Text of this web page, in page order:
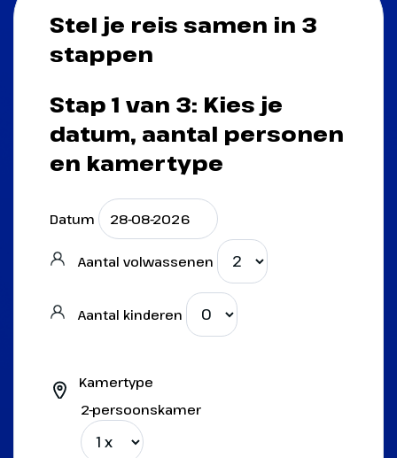
Stel je reis samen in 3
stappen
Stap 1 van 3: Kies je
datum, aantal personen
en kamertype
Datum
Aantal volwassenen
Aantal kinderen
Kamertype
2-persoonskamer